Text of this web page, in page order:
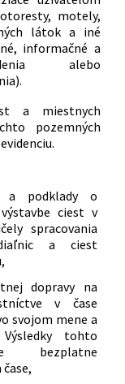
motely,
látok a iné
informačné a
alebo
a miestnych
pozemných
a podklady o
ciest v
spracovania
a ciest
dopravy na
v čase
svojom mene a
tohto
bezplatne